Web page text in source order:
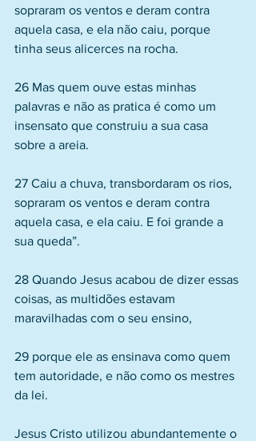
sopraram os ventos e deram contra
aquela casa, e ela não caiu, porque
tinha seus alicerces na rocha.
26 Mas quem ouve estas minhas
palavras e não as pratica é como um
insensato que construiu a sua casa
sobre a areia.
27 Caiu a chuva, transbordaram os rios,
sopraram os ventos e deram contra
aquela casa, e ela caiu. E foi grande a
sua queda”.
28 Quando Jesus acabou de dizer essas
coisas, as multidões estavam
maravilhadas com o seu ensino,
29 porque ele as ensinava como quem
tem autoridade, e não como os mestres
da lei.
Jesus Cristo utilizou abundantemente o